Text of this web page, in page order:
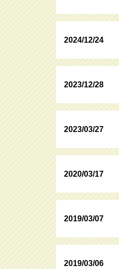
2024/12/24
2023/12/28
2023/03/27
2020/03/17
2019/03/07
2019/03/06